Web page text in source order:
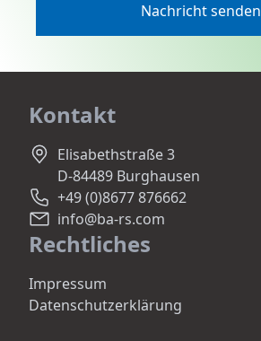
Nachricht senden
Kontakt
Elisabethstraße 3
D-84489 Burghausen
+49 (0)8677 876662
info@ba-rs.com
Rechtliches
Impressum
Datenschutzerklärung